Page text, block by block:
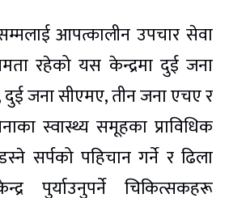
आपत्कालीन उपचार सेवा
रहेको यस केन्द्रमा दुई जना
दुई जना सीएमए, तीन जना एचए र
स्वास्थ्य समूहका प्राविधिक
सर्पको पहिचान गर्ने र ढिला
पुर्याउनुपर्ने चिकित्सकहरू